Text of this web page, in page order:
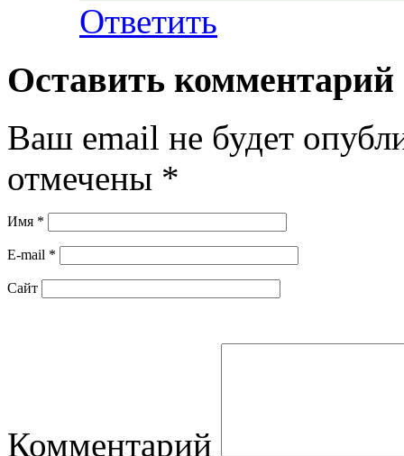
Ответить
Оставить комментарий
Ваш email не будет
отмечены *
Имя *
E-mail *
Сайт
Комментарий